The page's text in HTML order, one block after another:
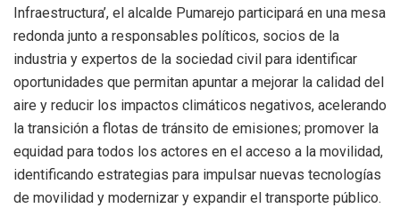
Infraestructura’, el alcalde Pumarejo participará en una mesa
redonda junto a responsables políticos, socios de la
industria y expertos de la sociedad civil para identificar
oportunidades que permitan apuntar a mejorar la calidad del
aire y reducir los impactos climáticos negativos, acelerando
la transición a flotas de tránsito de emisiones; promover la
equidad para todos los actores en el acceso a la movilidad,
identificando estrategias para impulsar nuevas tecnologías
de movilidad y modernizar y expandir el transporte público.